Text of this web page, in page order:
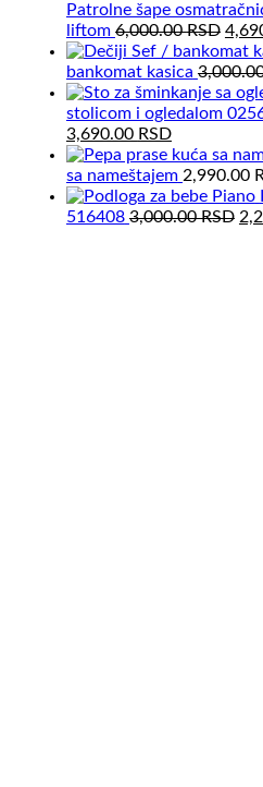
Patrolne šape
liftom 6,000.00RSD
price
was:
bankomat kasica
stolicom i ogledalom
Original
price
was:
5,000.00 RSD.
3,690.00 RSDCurrent
price
is:
3,690.00
sa nameštajem 2,990.00
516408 3,000.00RSD